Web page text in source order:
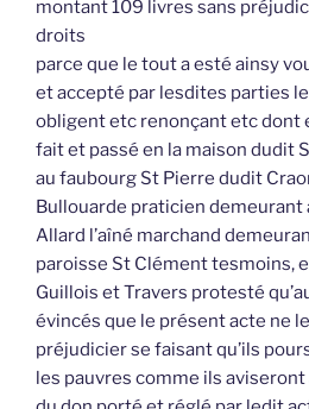
montant 109 livres sans
droits
parce que le tout a esté ainsy
et accepté par lesdites parties
obligent etc renonçant etc dont
fait et passé en la maison dudit
au faubourg St Pierre dudit
Bullouarde praticien demeurant
Allard l’aîné marchand
paroisse St Clément tesmoins,
Guillois et Travers protesté
évincés que le présent acte ne
préjudicier se faisant qu’ils
les pauvres comme ils